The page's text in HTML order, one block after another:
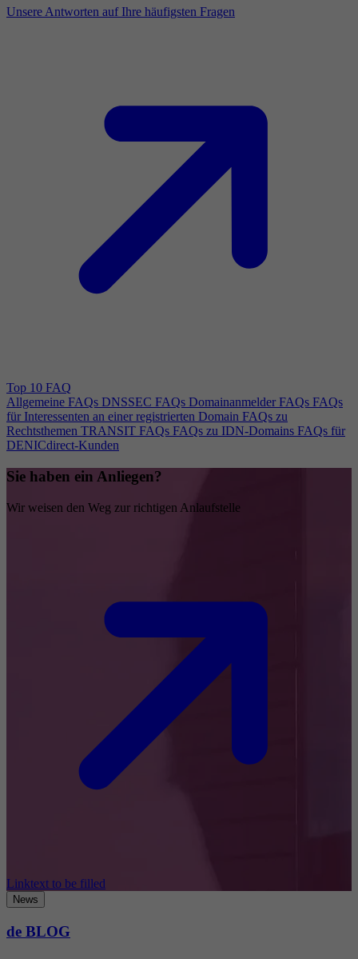
Unsere Antworten auf Ihre häufigsten Fragen
Top 10 FAQ
Allgemeine FAQs DNSSEC FAQs Domainanmelder FAQs FAQs
für Interessenten an einer registrierten Domain FAQs zu
Rechtsthemen TRANSIT FAQs FAQs zu IDN-Domains FAQs für
DENICdirect-Kunden
Sie haben ein Anliegen?
Wir weisen den Weg zur richtigen Anlaufstelle
Linktext to be filled
News
de BLOG